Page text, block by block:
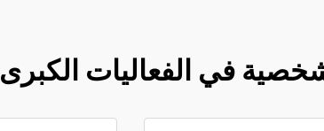
في الفعاليات الكبرى